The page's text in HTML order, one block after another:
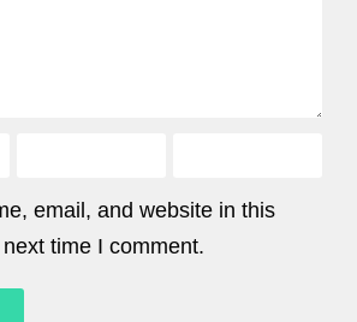
email, and website in this
time I comment.